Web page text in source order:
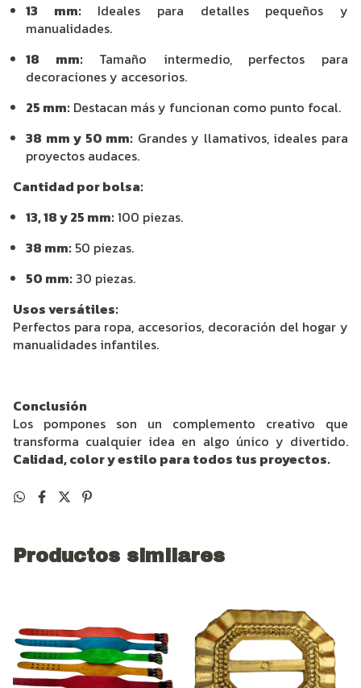
13 mm:Ideales para detalles pequeños y
manualidades.
18 mm:Tamaño intermedio, perfectos para
decoraciones y accesorios.
25 mm: Destacan más y funcionan como punto focal.
38 mm y 50 mm: Grandes y llamativos, ideales para
proyectos audaces.
Cantidad por bolsa:
13, 18 y 25 mm:100 piezas.
38 mm: 50 piezas.
50 mm: 30 piezas.
Usos versátiles:
Perfectos para ropa, accesorios, decoración del hogar y
manualidades infantiles.
Conclusión
Los pompones son un complemento creativo que
transforma cualquier idea en algo único y divertido.
Calidad, color y estilo para todos tus proyectos.
Productos similares